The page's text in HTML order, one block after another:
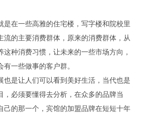
在一些高雅的住宅楼，写字楼和院校里
流的主要消费群体，原来的消费群体，从
这种消费习惯，让未来的一些市场方向，
一些做事的客户群。
是让人们可以看到美好生活，当代也是
，必须要懂得去分析，在众多的品牌当
己的那一个，宾馆的加盟品牌在短短十年